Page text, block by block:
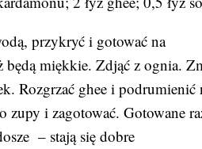
przykryć i gotować na
będą miękkie. Zdjąć z ognia.
Rozgrzać ghee i
zupy i zagotować. Gotowane
– stają się dobre